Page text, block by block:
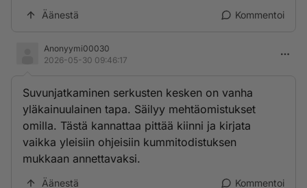
Äänestä Kommentoi
Anonyymi00030
2026-05-30 09:46:17
Suvunjatkaminen serkusten kesken on vanha
yläkainuulainen tapa. Säilyy mehtäomistukset
omilla. Tästä kannattaa pittää kiinni ja kirjata
vaikka yleisiin ohjeisiin kummitodistuksen
mukkaan annettavaksi.
Äänestä Kommentoi